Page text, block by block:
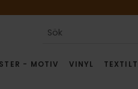
- MOTIV VINYL